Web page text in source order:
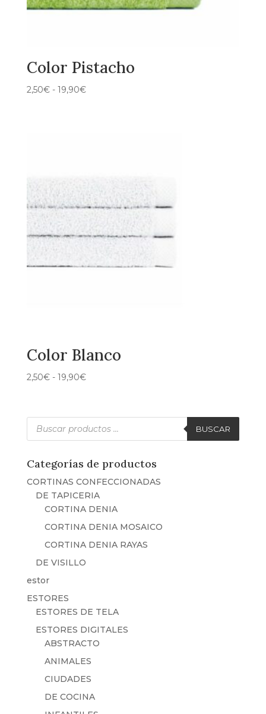
Color Pistacho
2,50€ - 19,90€Rango
Color Blanco
2,50€ - 19,90€Rango
desde
2,50€
19,90€
Búsqueda
productos
BUSCAR
Categorías de productos
CORTINAS CONFECCIONADAS
DE TAPICERIA
CORTINA DENIA
CORTINA DENIA MOSAICO
CORTINA DENIA RAYAS
DE VISILLO
estor
ESTORES
ESTORES DE TELA
ESTORES DIGITALES
ABSTRACTO
ANIMALES
CIUDADES
DE COCINA